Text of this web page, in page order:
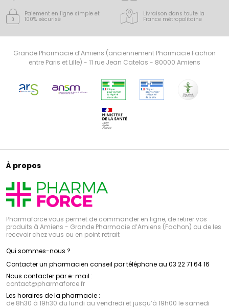
Paiement en ligne simple et
100% sécurisé
Livraison dans toute la
France métropolitaine
Grande Pharmacie d’Amiens (anciennement Pharmacie Fachon
entre Paris et Lille) - 11 rue Jean Catelas - 80000 Amiens
À propos
Pharmaforce vous permet de commander en ligne, de retirer vos
produits à Amiens - Grande Pharmacie d’Amiens (Fachon) ou de les
recevoir chez vous ou en point retrait
Qui sommes-nous ?
Contacter un pharmacien conseil par téléphone au 03 22 71 64 16
Nous contacter par e-mail :
contact@pharmaforce.fr
Les horaires de la pharmacie :
de 8h30 à 19h30 du lundi au vendredi et jusqu’à 19h00 le samedi